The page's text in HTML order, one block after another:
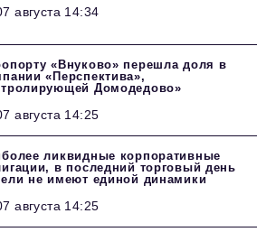
августа 14:34
«Внуково» перешла доля в
«Перспектива»,
Домодедово»
августа 14:25
ликвидные корпоративные
в последний торговый день
не имеют единой динамики
августа 14:25